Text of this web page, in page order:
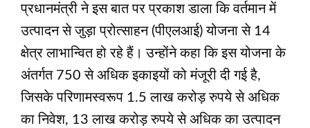
प्रधानमंत्री ने इस बात पर प्रकाश डाला कि वर्तमान में
उत्पादन से जुड़ा प्रोत्साहन (पीएलआई) योजना से 14
क्षेत्र लाभान्वित हो रहे हैं। उन्होंने कहा कि इस योजना के
अंतर्गत 750 से अधिक इकाइयों को मंजूरी दी गई है,
जिसके परिणामस्वरूप 1.5 लाख करोड़ रुपये से अधिक
का निवेश, 13 लाख करोड़ रुपये से अधिक का उत्पादन